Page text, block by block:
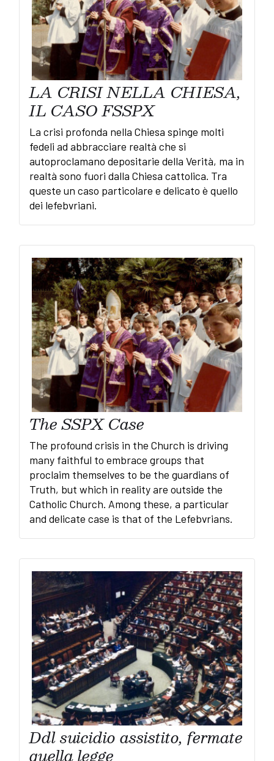
LA CRISI NELLA CHIESA,
IL CASO FSSPX
La crisi profonda nella Chiesa spinge molti
fedeli ad abbracciare realtà che si
autoproclamano depositarie della Verità, ma in
realtà sono fuori dalla Chiesa cattolica. Tra
queste un caso particolare e delicato è quello
dei lefebvriani.
The SSPX Case
The profound crisis in the Church is driving
many faithful to embrace groups that
proclaim themselves to be the guardians of
Truth, but which in reality are outside the
Catholic Church. Among these, a particular
and delicate case is that of the Lefebvrians.
Ddl suicidio assistito, fermate
quella legge